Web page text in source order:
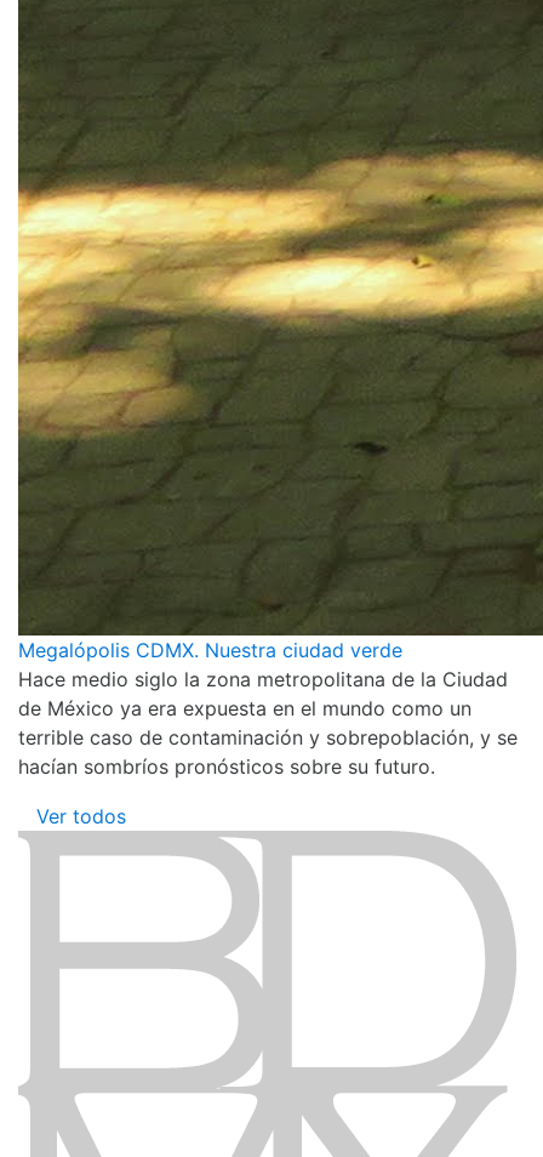
Megalópolis CDMX. Nuestra ciudad verde
Hace medio siglo la zona metropolitana de la Ciudad
de México ya era expuesta en el mundo como un
terrible caso de contaminación y sobrepoblación, y se
hacían sombríos pronósticos sobre su futuro.
Ver todos